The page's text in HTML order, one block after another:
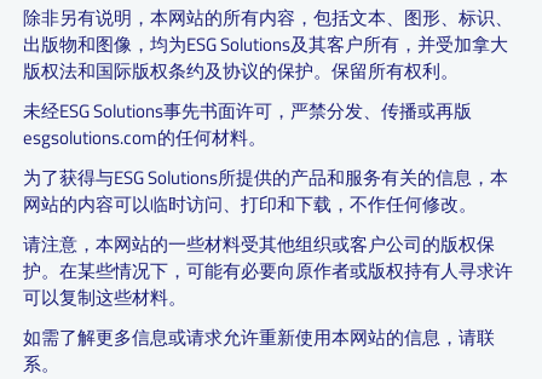
除非另有说明，本网站的所有内容，包括文本、图形、标识、
出版物和图像，均为ESG Solutions及其客户所有，并受加拿大
版权法和国际版权条约及协议的保护。保留所有权利。
未经ESG Solutions事先书面许可，严禁分发、传播或再版
esgsolutions.com的任何材料。
为了获得与ESG Solutions所提供的产品和服务有关的信息，本
网站的内容可以临时访问、打印和下载，不作任何修改。
请注意，本网站的一些材料受其他组织或客户公司的版权保
护。在某些情况下，可能有必要向原作者或版权持有人寻求许
可以复制这些材料。
如需了解更多信息或请求允许重新使用本网站的信息，请联
系。